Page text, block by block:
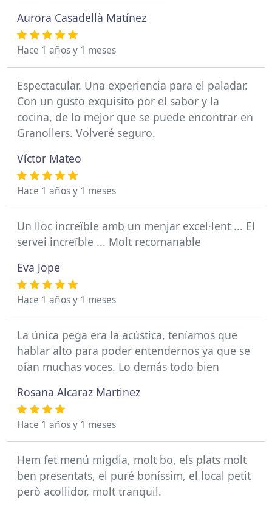
Aurora Casadellà Matínez
Hace 1 años y 1 meses
Espectacular. Una experiencia para el paladar.
Con un gusto exquisito por el sabor y la
cocina, de lo mejor que se puede encontrar en
Granollers. Volveré seguro.
Víctor Mateo
Hace 1 años y 1 meses
Un lloc increïble amb un menjar excel·lent ... El
servei increïble ... Molt recomanable
Eva Jope
Hace 1 años y 1 meses
La única pega era la acústica, teníamos que
hablar alto para poder entendernos ya que se
oían muchas voces. Lo demás todo bien
Rosana Alcaraz Martinez
Hace 1 años y 1 meses
Hem fet menú migdia, molt bo, els plats molt
ben presentats, el puré boníssim, el local petit
però acollidor, molt tranquil.